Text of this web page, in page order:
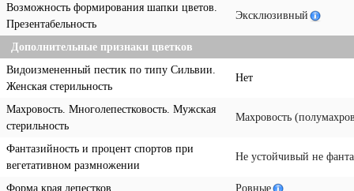
Возможность формирования шапки цветов.
Презентабельность
Эксклюзивный
Дополнительные признаки цветков
Видоизмененный пестик по типу Сильвии.
Женская стерильность
Нет
Махровость. Многолепестковость. Мужская
стерильность
Махровость
Фантазийность и процент спортов при
вегетативном размножении
Не устойчивый не
Форма края лепестков
Ровные